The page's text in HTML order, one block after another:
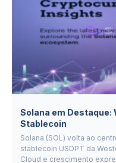
Solana em Destaque:
Stablecoin
Solana (SOL) volta ao
stablecoin USDPT da
Cloud e crescimento